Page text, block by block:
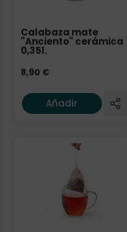
Calabaza mate
"Anciento" cerámica
0,35l.
8,90 €
Añadir